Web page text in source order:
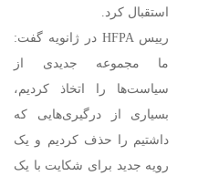
استقبال کرد.
رییس HFPA در ژانویه گفت:
ما مجموعه جدیدی از
سیاست‌ها را اتخاذ کردیم،
بسیاری از درگیری‌هایی که
داشتیم را حذف کردیم و یک
رویه جدید برای شکایت با یک